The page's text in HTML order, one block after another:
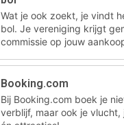
Wat je ook zoekt, je vindt
bol. Je vereniging krijgt
commissie op jouw
Booking.com
Bij Booking.com boek je
verblijf, maar ook je vlucht,